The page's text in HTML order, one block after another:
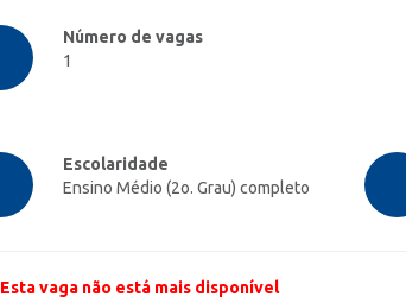
Número de vagas
1
Escolaridade
Ensino Médio (2o. Grau) completo
Esta vaga não está mais disponível